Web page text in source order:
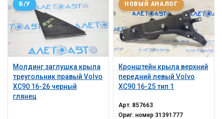
Молдинг заглушка крыла
треугольник правый Volvo
XC90 16-26 черный
глянец
Б/У
Кронштейн крыла верхний
передний левый Volvo
XC90 16-25 тип 1
НОВЫЙ АНАЛОГ
Арт.857663
Ориг. номер31391777